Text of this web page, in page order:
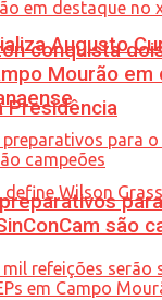
Augusto
Presidência
conquista
Mourão em
são